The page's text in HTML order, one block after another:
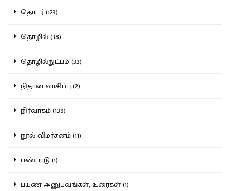
தொடர் (123)
தொழில் (38)
தொழில்நுட்பம் (33)
நிதான வாசிப்பு (2)
நிர்வாகம் (139)
நூல் விமர்சனம் (11)
பண்பாடு (1)
பயண அனுபவங்கள், உரைகள் (1)